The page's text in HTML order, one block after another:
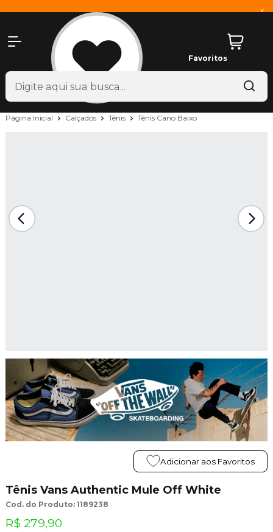
x
Favoritos
Página Inicial Calçados Tênis Tênis Cano Baixo
Adicionar aos Favoritos
Tênis Vans Authentic Mule Off White
Cod. do Produto: 1189238
R$ 279,90